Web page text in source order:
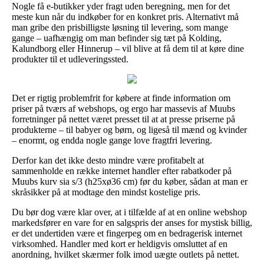
Nogle få e-butikker yder fragt uden beregning, men for det
meste kun når du indkøber for en konkret pris. Alternativt må
man gribe den prisbilligste løsning til levering, som mange
gange – uafhængig om man befinder sig tæt på Kolding,
Kalundborg eller Hinnerup – vil blive at få dem til at køre dine
produkter til et udleveringssted.
Det er rigtig problemfrit for købere at finde information om
priser på tværs af webshops, og ergo har massevis af Muubs
forretninger på nettet været presset til at at presse priserne på
produkterne – til babyer og børn, og ligeså til mænd og kvinder
– enormt, og endda nogle gange love fragtfri levering.
Derfor kan det ikke desto mindre være profitabelt at
sammenholde en række internet handler efter rabatkoder på
Muubs kurv sia s/3 (h25xø36 cm) før du køber, sådan at man er
skråsikker på at modtage den mindst kostelige pris.
Du bør dog være klar over, at i tilfælde af at en online webshop
markedsfører en vare for en salgspris der anses for mystisk billig,
er det undertiden være et fingerpeg om en bedragerisk internet
virksomhed. Handler med kort er heldigvis omsluttet af en
anordning, hvilket skærmer folk imod uægte outlets på nettet.